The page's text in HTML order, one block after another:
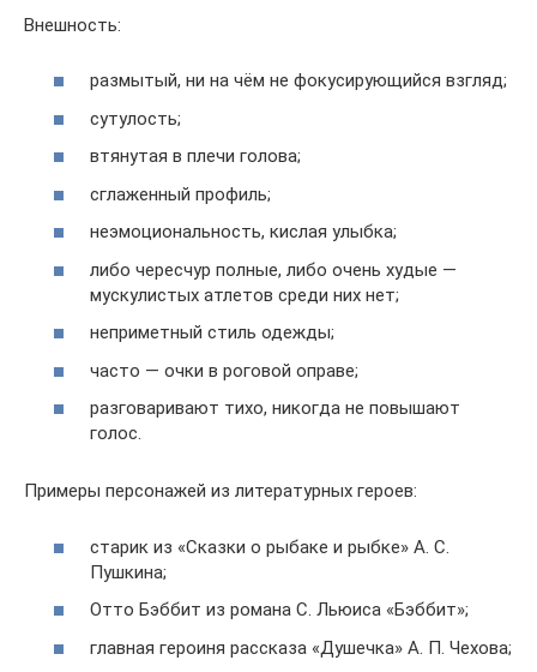
Внешность:
размытый, ни на чём не фокусирующийся взгляд;
сутулость;
втянутая в плечи голова;
сглаженный профиль;
неэмоциональность, кислая улыбка;
либо чересчур полные, либо очень худые —
мускулистых атлетов среди них нет;
неприметный стиль одежды;
часто — очки в роговой оправе;
разговаривают тихо, никогда не повышают
голос.
Примеры персонажей из литературных героев:
старик из «Сказки о рыбаке и рыбке» А. С.
Пушкина;
Отто Бэббит из романа С. Льюиса «Бэббит»;
главная героиня рассказа «Душечка» А. П. Чехова;